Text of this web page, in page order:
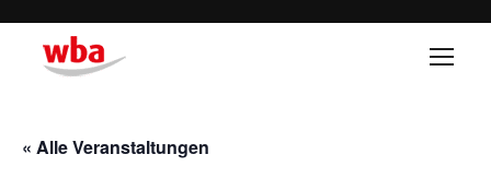
« Alle Veranstaltungen